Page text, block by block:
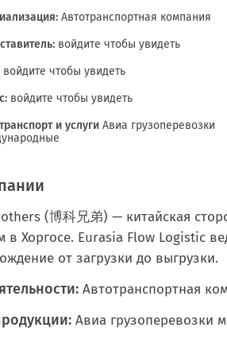
Автотранспортная компания
войдите чтобы увидеть
войдите чтобы увидеть
войдите чтобы увидеть
и услуги Авиа грузоперевозки
(博科兄弟) — китайская
в Хоргосе. Eurasia Flow Logistic
от загрузки до выгрузки.
Автотранспортная
Авиа грузоперевозки